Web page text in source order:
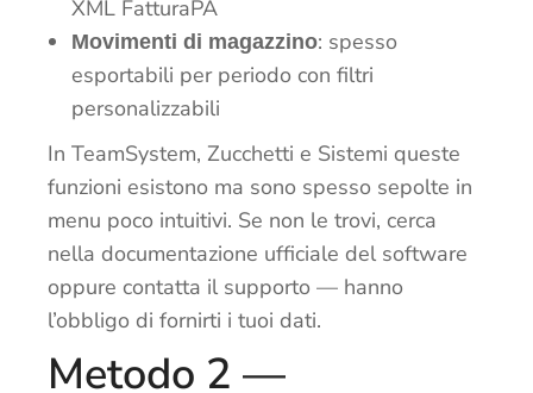
XML FatturaPA
Movimenti di magazzino: spesso
esportabili per periodo con filtri
personalizzabili
In TeamSystem, Zucchetti e Sistemi queste
funzioni esistono ma sono spesso sepolte in
menu poco intuitivi. Se non le trovi, cerca
nella documentazione ufficiale del software
oppure contatta il supporto — hanno
l’obbligo di fornirti i tuoi dati.
Metodo 2 —